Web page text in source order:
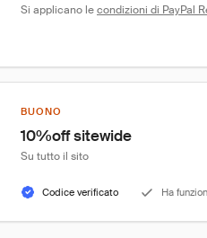
Si applicano le condizioni di PayPal
BUONO
10%off sitewide
Su tutto il sito
Codice verificato Ha